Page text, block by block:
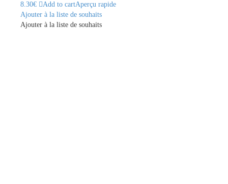
8.30€ Add to cartAperçu rapide
Ajouter à la liste de souhaits
Ajouter à la liste de souhaits